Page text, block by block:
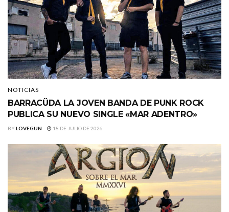
NOTICIAS
BARRACÜDA LA JOVEN BANDA DE PUNK ROCK
PUBLICA SU NUEVO SINGLE «MAR ADENTRO»
BYLOVEGUN 18 DE JULIO DE 2026